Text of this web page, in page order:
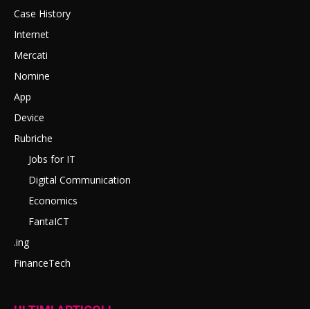
Case History
Internet
Mercati
Nomine
App
Device
Rubriche
Jobs for IT
Digital Communication
Economics
FantaICT
.ing
FinanceTech